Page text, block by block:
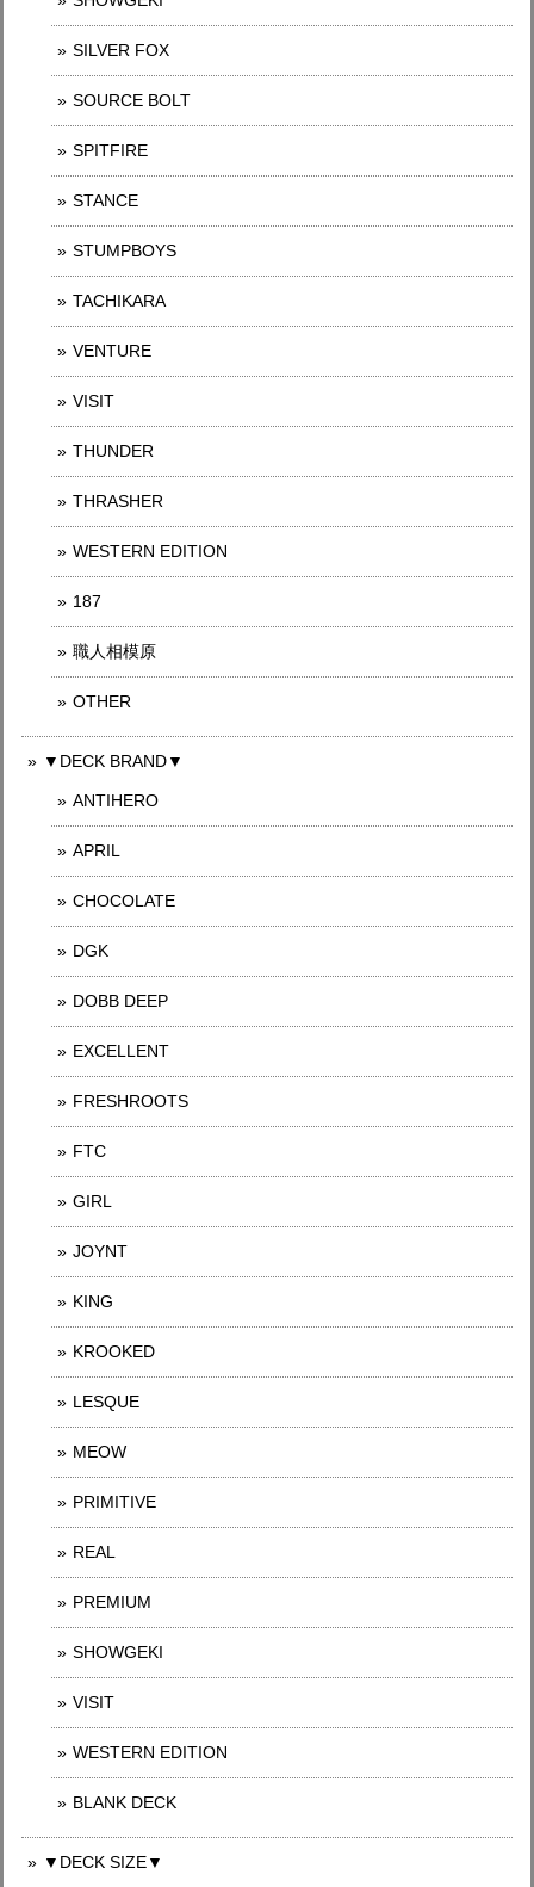
SILVER FOX
SOURCE BOLT
SPITFIRE
STANCE
STUMPBOYS
TACHIKARA
VENTURE
VISIT
THUNDER
THRASHER
WESTERN EDITION
187
職人相模原
OTHER
▼DECK BRAND▼
ANTIHERO
APRIL
CHOCOLATE
DGK
DOBB DEEP
EXCELLENT
FRESHROOTS
FTC
GIRL
JOYNT
KING
KROOKED
LESQUE
MEOW
PRIMITIVE
REAL
PREMIUM
SHOWGEKI
VISIT
WESTERN EDITION
BLANK DECK
▼DECK SIZE▼